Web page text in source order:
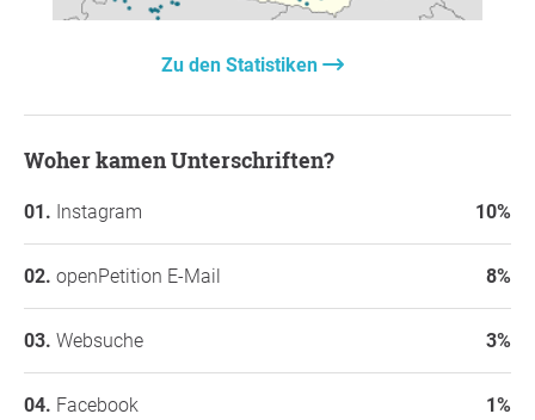
Petition
Instagram: @lukas_schobesberger
Zu den Statistiken
Woher kamen Unterschriften?
Instagram 10%
openPetition E-Mail 8%
Websuche 3%
Facebook 1%